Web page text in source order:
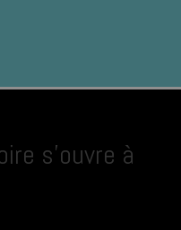
s’ouvre à